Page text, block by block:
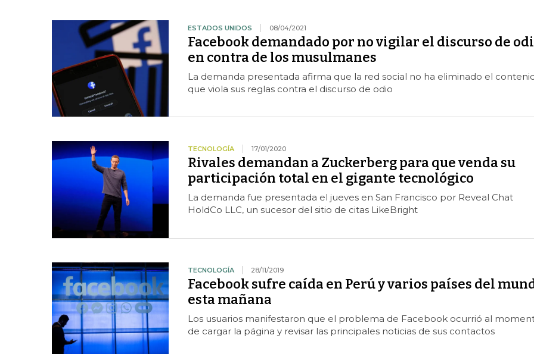
ESTADOS UNIDOS 08/04/2021
Facebook demandado por no vigilar el discurso de
en contra de los musulmanes
La demanda presentada afirma que la red social no ha eliminado el
que viola sus reglas contra el discurso de odio
TECNOLOGÍA 17/01/2020
Rivales demandan a Zuckerberg para que venda su
participación total en el gigante tecnológico
La demanda fue presentada el jueves en San Francisco por Reveal Chat
HoldCo LLC, un sucesor del sitio de citas LikeBright
TECNOLOGÍA 28/11/2019
Facebook sufre caída en Perú y varios países del
esta mañana
Los usuarios manifestaron que el problema de Facebook ocurrió al
de cargar la página y revisar las principales noticias de sus contactos